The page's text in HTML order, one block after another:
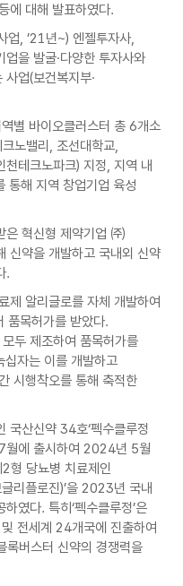
에 대해 발표하였다.
업, ’21년~) 엔젤투자사,
을 발굴·다양한 투자사와
업(보건복지부·
별 바이오클러스터 총 6개소
노밸리, 조선대학교,
천테크노파크) 지정, 지역 내
통해 지역 창업기업 육성
은 혁신형 제약기업 ㈜
신약을 개발하고 국내외 신약
.
제 알리글로를 자체 개발하여
품목허가를 받았다.
두 제조하여 품목허가를
자는 이를 개발하고
시행착오를 통해 축적한
국산신약 34호‘펙수클루정
월에 출시하여 2024년 5월
형 당뇨병 치료제인
리플로진)’을 2023년 국내
였다. 특히‘펙수클루정’은
전세계 24개국에 진출하여
버스터 신약의 경쟁력을